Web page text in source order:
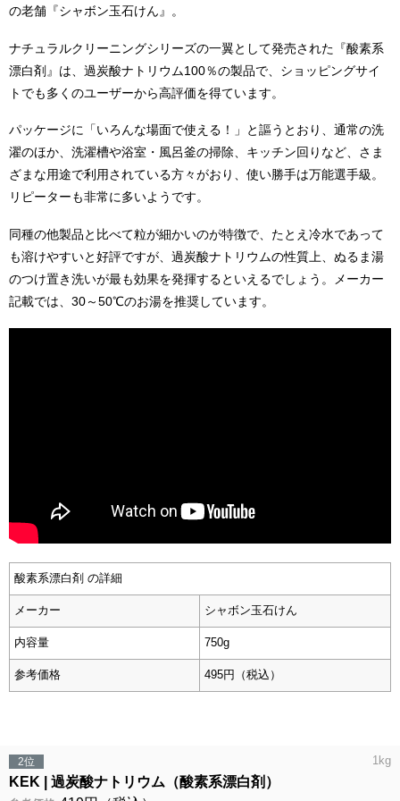
の老舗『シャボン玉石けん』。
ナチュラルクリーニングシリーズの一翼として発売された『酸素系
漂白剤』は、過炭酸ナトリウム100％の製品で、ショッピングサイ
トでも多くのユーザーから高評価を得ています。
パッケージに「いろんな場面で使える！」と謳うとおり、通常の洗
濯のほか、洗濯槽や浴室・風呂釜の掃除、キッチン回りなど、さま
ざまな用途で利用されている方々がおり、使い勝手は万能選手級。
リピーターも非常に多いようです。
同種の他製品と比べて粒が細かいのが特徴で、たとえ冷水であって
も溶けやすいと好評ですが、過炭酸ナトリウムの性質上、ぬるま湯
のつけ置き洗いが最も効果を発揮するといえるでしょう。メーカー
記載では、30～50℃のお湯を推奨しています。
酸素系漂白剤 の詳細
メーカー シャボン玉石けん
内容量 750g
参考価格 495円（税込）
2位
KEK 過炭酸ナトリウム（酸素系漂白剤）
1kg